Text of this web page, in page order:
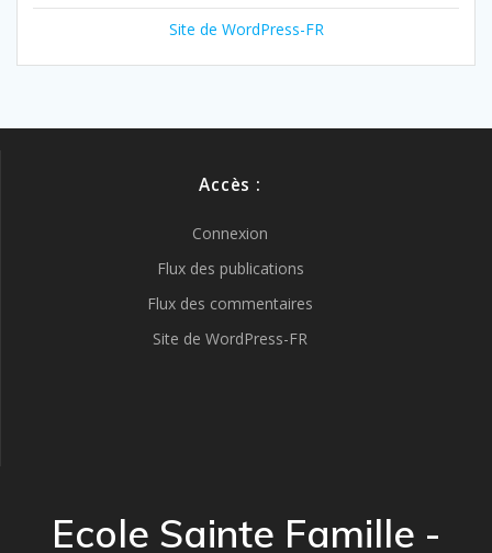
Site de WordPress-FR
Accès :
Connexion
Flux des publications
Flux des commentaires
Site de WordPress-FR
Ecole Sainte Famille -